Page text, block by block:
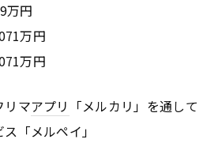
万円
万円
万円
リマアプリ 「メルカリ」を通して
「メルペイ」